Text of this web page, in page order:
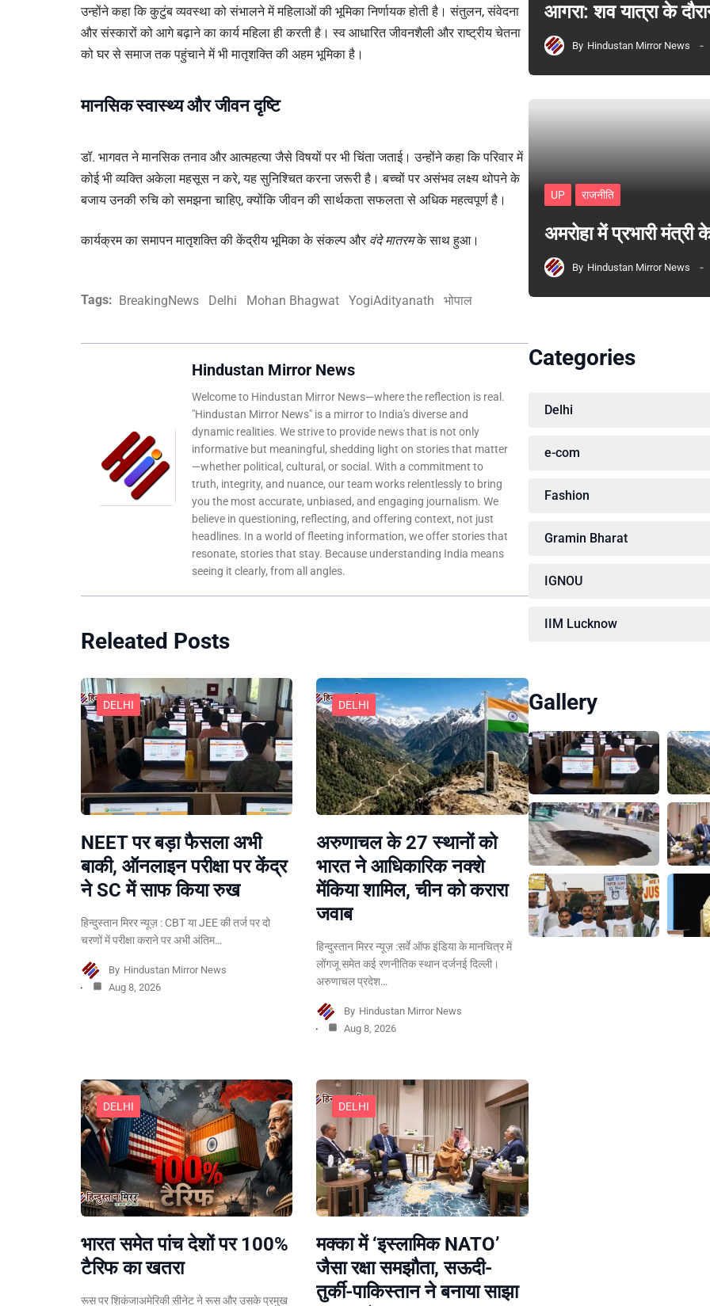
उन्होंने कहा कि कुटुंब व्यवस्था को संभालने में महिलाओं की भूमिका निर्णायक होती है। संतुलन, संवेदना
और संस्कारों को आगे बढ़ाने का कार्य महिला ही करती है। स्व आधारित जीवनशैली और राष्ट्रीय चेतना
को घर से समाज तक पहुंचाने में भी मातृशक्ति की अहम भूमिका है।
मानसिक स्वास्थ्य और जीवन दृष्टि
डॉ. भागवत ने मानसिक तनाव और आत्महत्या जैसे विषयों पर भी चिंता जताई। उन्होंने कहा कि परिवार में
कोई भी व्यक्ति अकेला महसूस न करे, यह सुनिश्चित करना जरूरी है। बच्चों पर असंभव लक्ष्य थोपने के
बजाय उनकी रुचि को समझना चाहिए, क्योंकि जीवन की सार्थकता सफलता से अधिक महत्वपूर्ण है।
कार्यक्रम का समापन मातृशक्ति की केंद्रीय भूमिका के संकल्प और वंदे मातरमके साथ हुआ।
Tags: BreakingNews Delhi Mohan Bhagwat YogiAdityanath भोपाल
Hindustan Mirror News
Welcome to Hindustan Mirror News—where the reflection is real.
"Hindustan Mirror News" is a mirror to India's diverse and
dynamic realities. We strive to provide news that is not only
informative but meaningful, shedding light on stories that matter
—whether political, cultural, or social. With a commitment to
truth, integrity, and nuance, our team works relentlessly to bring
you the most accurate, unbiased, and engaging journalism. We
believe in questioning, reflecting, and offering context, not just
headlines. In a world of fleeting information, we offer stories that
resonate, stories that stay. Because understanding India means
seeing it clearly, from all angles.
Releated Posts
DELHI
NEET पर बड़ा फैसला अभी
बाकी, ऑनलाइन परीक्षा पर केंद्र
ने SC में साफ किया रुख
हिन्दुस्तान मिरर न्यूज़ : CBT या JEE की तर्ज पर दो
चरणों में परीक्षा कराने पर अभी अंतिम…
By Hindustan Mirror News
Aug 8, 2026
DELHI
अरुणाचल के 27 स्थानों को
भारत ने आधिकारिक नक्शे
मेंकिया शामिल, चीन को करारा
जवाब
हिन्दुस्तान मिरर न्यूज़ :सर्वे ऑफ इंडिया के मानचित्र में
लोंगजू समेत कई रणनीतिक स्थान दर्जनई दिल्ली।
अरुणाचल प्रदेश…
By Hindustan Mirror News
Aug 8, 2026
DELHI
भारत समेत पांच देशों पर 100%
टैरिफ का खतरा
रूस पर शिकंजाअमेरिकी सीनेट ने रूस और उसके प्रमुख
DELHI
मक्का में ‘इस्लामिक NATO’
जैसा रक्षा समझौता, सऊदी-
तुर्की-पाकिस्तान ने बनाया साझा
आगरा: शव यात्रा के
By Hindustan Mirror News
UP राजनीति
अमरोहा में प्रभारी
By Hindustan Mirror News
Categories
Delhi
e-com
Fashion
Gramin Bharat
IGNOU
IIM Lucknow
Gallery